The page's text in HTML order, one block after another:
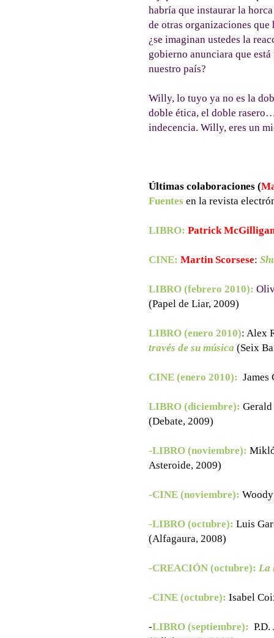
habría que instaurar la
de otras organizaciones que
¿se imaginan ustedes la
gobierno anunciara que
nuestro país?
Willy, lo tuyo ya no es la
doble ética, el doble
indecencia. Willy, eres un
Últimas colaboraciones (
Fuentes en la revista
LIBRO: Patrick
CINE: Martin Scorsese:
LIBRO (febrero 2010):
(Papel de Liar, 2009)
LIBRO (enero 2010): Alex
través de su música (Seix
CINE (enero 2010): James
LIBRO (diciembre):
(Debate, 2009)
-LIBRO (noviembre):
Asteroide, 2009)
-CINE (noviembre):
-LIBRO (octubre): Luis
(Alfagaura, 2008)
-CREACIÓN (octubre): La
-CINE (octubre): Isabel
-LIBRO (septiembre):